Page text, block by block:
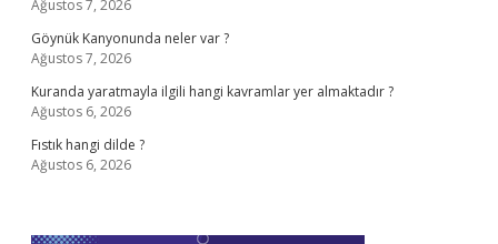
Ağustos 7, 2026
Göynük Kanyonunda neler var ?
Ağustos 7, 2026
Kuranda yaratmayla ilgili hangi kavramlar yer almaktadır ?
Ağustos 6, 2026
Fıstık hangi dilde ?
Ağustos 6, 2026